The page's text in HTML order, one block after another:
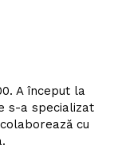
A început la
s-a specializat
cu